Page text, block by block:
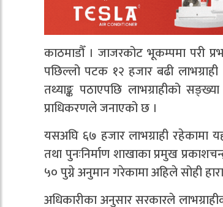
काठमाडौँ । जाजरकोट भूकम्पमा परी
पछिल्लो पटक १२ हजार बढी
तथ्याङ्क पठाएपछि लाभग्राहीको
प्राधिकरणले जनाएको छ ।
यसअघि ६७ हजार लाभग्राही
तथा पुनःनिर्माण शाखाका प्रमुख
५० पुग्ने अनुमान गरेकामा अहिले सोही
अधिकारीका अनुसार सरकारले